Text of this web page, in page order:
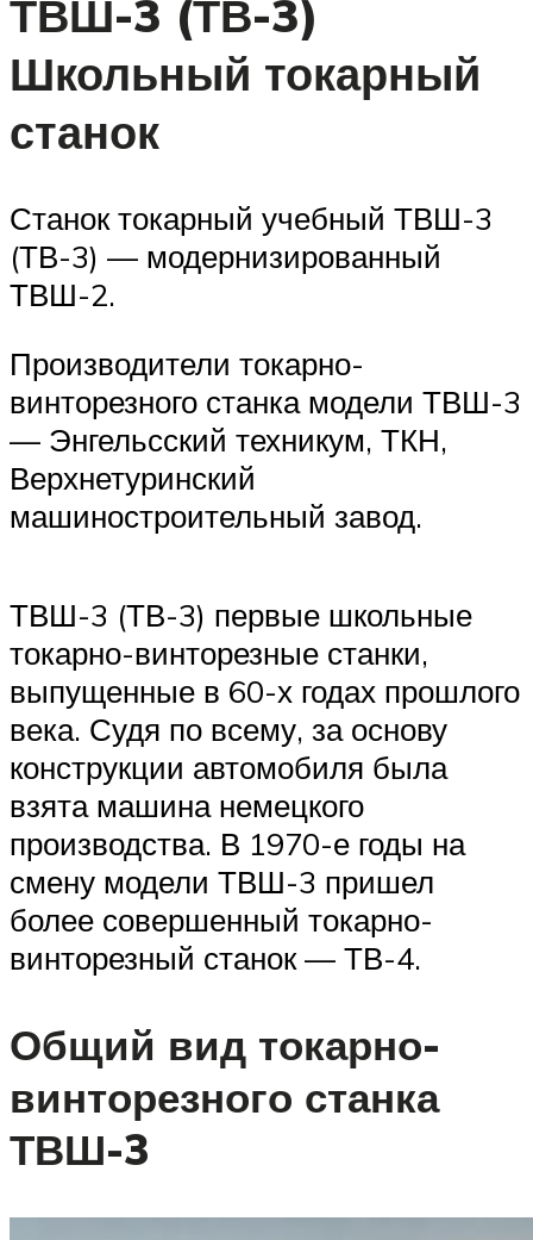
ТВШ-3 (ТВ-3)
Школьный токарный
станок
Станок токарный учебный ТВШ-3
(ТВ-3) — модернизированный
ТВШ-2.
Производители токарно-
винторезного станка модели ТВШ-3
— Энгельсский техникум, ТКН,
Верхнетуринский
машиностроительный завод.
ТВШ-3 (ТВ-3) первые школьные
токарно-винторезные станки,
выпущенные в 60-х годах прошлого
века. Судя по всему, за основу
конструкции автомобиля была
взята машина немецкого
производства. В 1970-е годы на
смену модели ТВШ-3 пришел
более совершенный токарно-
винторезный станок — ТВ-4.
Общий вид токарно-
винторезного станка
ТВШ-3